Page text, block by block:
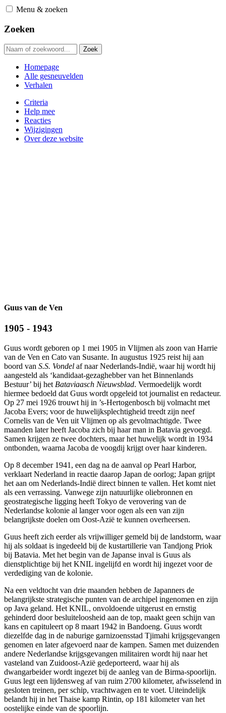
Ga
hoofdnavigatie
Menu & zoeken
Zoeken
Homepage
Alle gesneuvelden
Verhalen
Criteria
Help mee
Reacties
Wijzigingen
Over deze website
Guus van de Ven
1905 - 1943
Guus wordt geboren op 1 mei 1905 in Vlijmen als zoon van Harrie
van de Ven en Cato van Susante. In augustus 1925 reist hij aan
boord van S.S. Vondel af naar Nederlands-Indië, waar hij wordt hij
aangesteld als ‘kandidaat-gezaghebber van het Binnenlands
Bestuur’ bij het Bataviaasch Nieuwsblad. Vermoedelijk wordt
hiermee bedoeld dat Guus wordt opgeleid tot journalist en redacteur.
Op 27 mei 1926 trouwt hij in ’s-Hertogenbosch bij volmacht met
Jacoba Evers; voor de huwelijksplechtigheid treedt zijn neef
Cornelis van de Ven uit Vlijmen op als gevolmachtigde. Twee
maanden later heeft Jacoba zich bij haar man in Batavia gevoegd.
Samen krijgen ze twee dochters, maar het huwelijk wordt in 1934
ontbonden, waarna Jacoba de voogdij krijgt over haar kinderen.
Op 8 december 1941, een dag na de aanval op Pearl Harbor,
verklaart Nederland in reactie daarop Japan de oorlog; Japan grijpt
het aan om Nederlands-Indië direct binnen te vallen. Het komt niet
als een verrassing. Vanwege zijn natuurlijke oliebronnen en
geostrategische ligging heeft Tokyo de verovering van de
Nederlandse kolonie al langer voor ogen als een van zijn
belangrijkste doelen om Oost-Azië te kunnen overheersen.
Guus heeft zich eerder als vrijwilliger gemeld bij de landstorm, waar
hij als soldaat is ingedeeld bij de kustartillerie van Tandjong Priok
bij Batavia. Met het begin van de Japanse inval is Guus als
dienstplichtige bij het KNIL ingelijfd en wordt hij ingezet voor de
verdediging van de kolonie.
Na een veldtocht van drie maanden hebben de Japanners de
belangrijkste strategische punten van de archipel ingenomen en zijn
op Java geland. Het KNIL, onvoldoende uitgerust en ernstig
gehinderd door besluiteloosheid aan de top, maakt geen schijn van
kans en capituleert op 8 maart 1942 in Bandoeng. Guus wordt
diezelfde dag in de naburige garnizoensstad Tjimahi krijgsgevangen
genomen en later afgevoerd naar de kampen. Samen met duizenden
andere Nederlandse krijgsgevangen militairen wordt hij naar het
vasteland van Zuidoost-Azië gedeporteerd, waar hij als
dwangarbeider wordt ingezet bij de aanleg van de Birma-spoorlijn.
Guus legt een lijdensweg af van ruim 2700 kilometer, afwisselend in
gesloten treinen, per schip, vrachtwagen en te voet. Uiteindelijk
belandt hij in het Thaise kamp Rintin, op 181 kilometer van het
oostelijke einde van de spoorlijn.